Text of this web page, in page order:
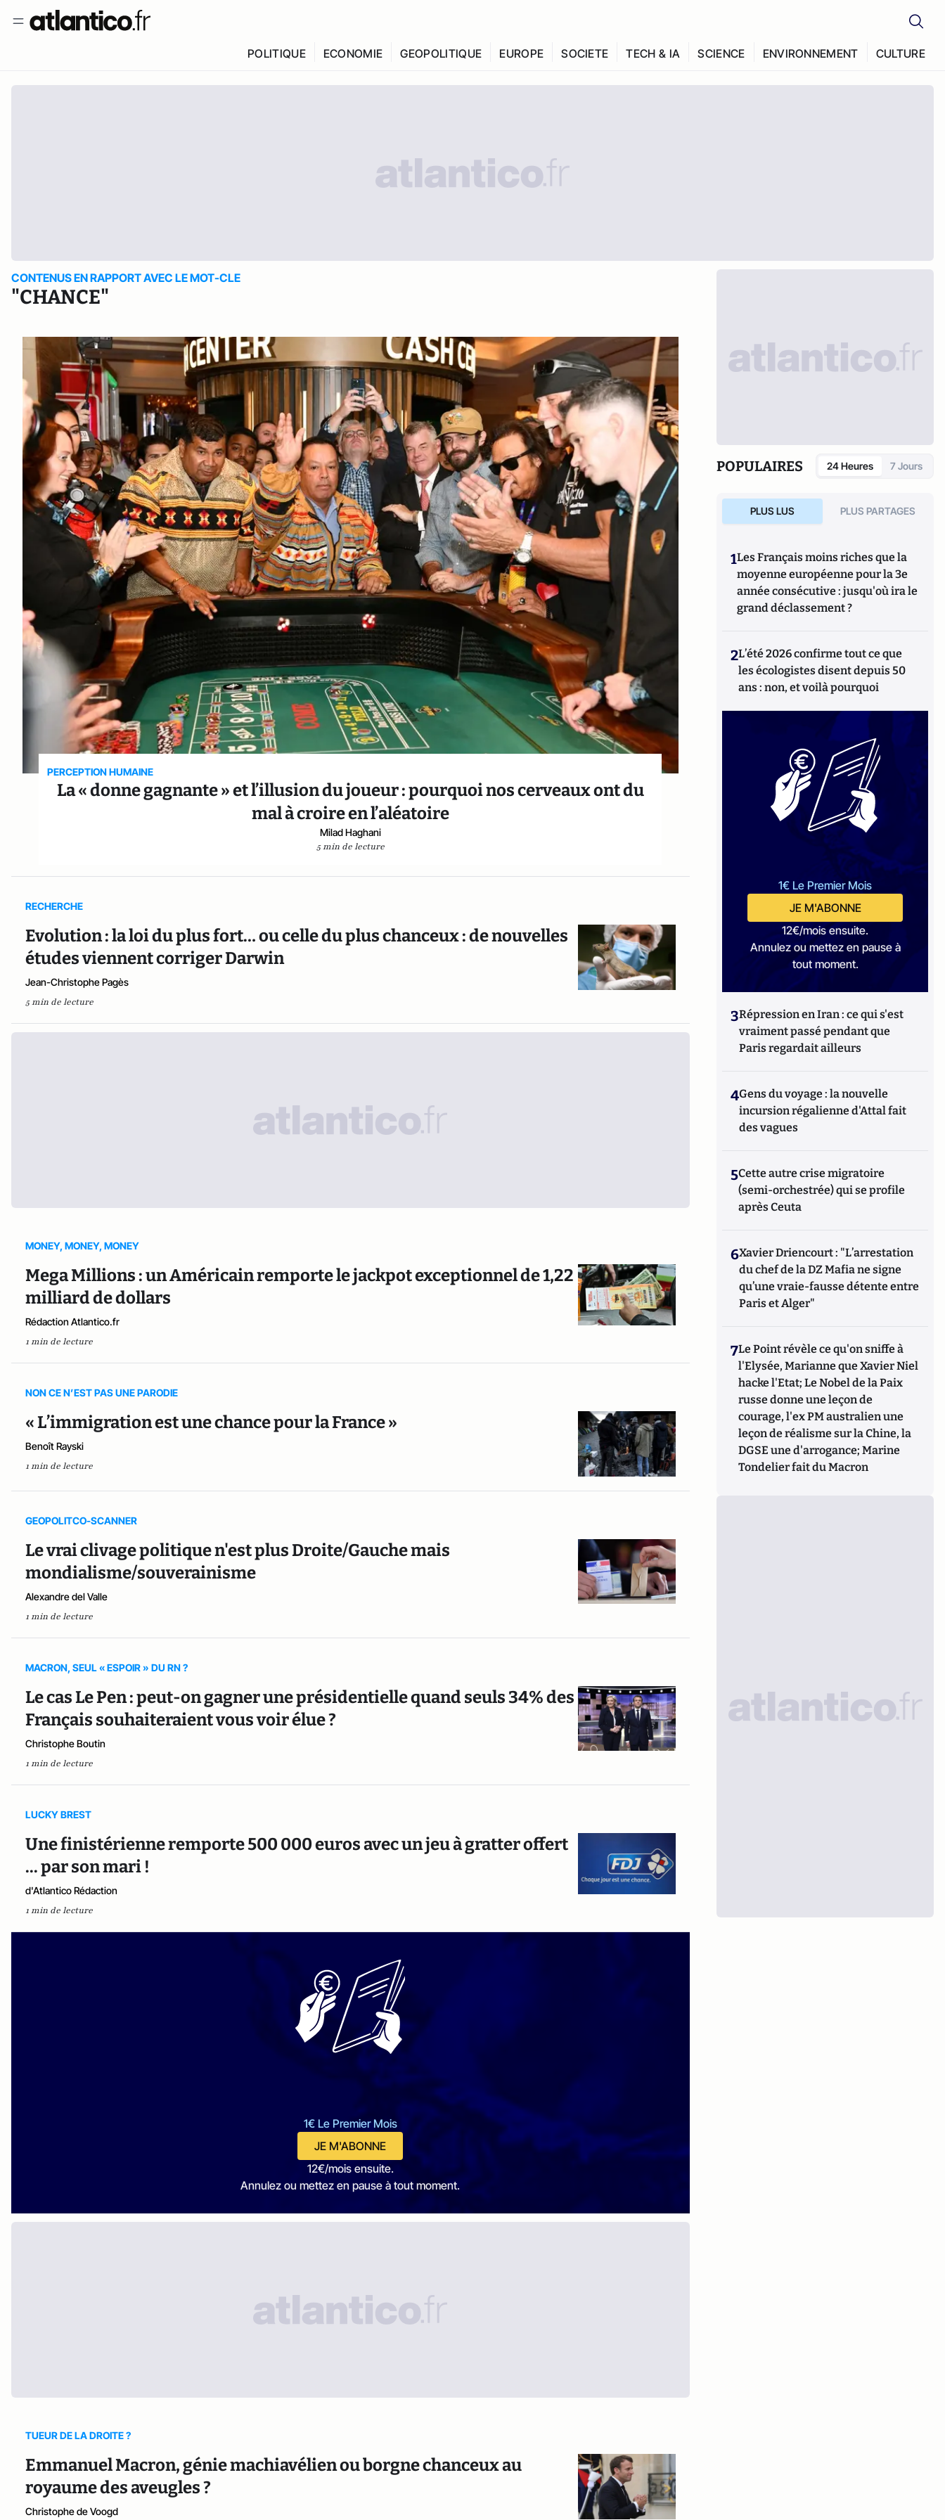
POLITIQUE ECONOMIE GEOPOLITIQUE EUROPE SOCIETE TECH & IA SCIENCE ENVIRONNEMENT CULTURE
CONTENUS EN RAPPORT AVEC LE MOT-CLE
"CHANCE"
PERCEPTION HUMAINE
La « donne gagnante » et l’illusion du joueur : pourquoi nos cerveaux ont du
mal à croire en l’aléatoire
Milad Haghani
5 min de lecture
RECHERCHE
Evolution : la loi du plus fort… ou celle du plus chanceux : de nouvelles
études viennent corriger Darwin
Jean-Christophe Pagès
5 min de lecture
MONEY, MONEY, MONEY
Mega Millions : un Américain remporte le jackpot exceptionnel de 1,22
milliard de dollars
Rédaction Atlantico.fr
1 min de lecture
NON CE N’EST PAS UNE PARODIE
« L’immigration est une chance pour la France »
Benoît Rayski
1 min de lecture
GEOPOLITCO-SCANNER
Le vrai clivage politique n'est plus Droite/Gauche mais
mondialisme/souverainisme
Alexandre del Valle
1 min de lecture
MACRON, SEUL « ESPOIR » DU RN ?
Le cas Le Pen : peut-on gagner une présidentielle quand seuls 34% des
Français souhaiteraient vous voir élue ?
Christophe Boutin
1 min de lecture
LUCKY BREST
Une finistérienne remporte 500 000 euros avec un jeu à gratter offert
... par son mari !
d'Atlantico Rédaction
1 min de lecture
1€ Le Premier Mois
JE M'ABONNE
12€/mois ensuite.
Annulez ou mettez en pause à tout moment.
TUEUR DE LA DROITE ?
Emmanuel Macron, génie machiavélien ou borgne chanceux au
royaume des aveugles ?
Christophe de Voogd
POPULAIRES 24 Heures 7 Jours
PLUS LUS PLUS PARTAGES
1Les Français moins riches que la
moyenne européenne pour la 3e
année consécutive : jusqu'où ira le
grand déclassement ?
2L’été 2026 confirme tout ce que
les écologistes disent depuis 50
ans : non, et voilà pourquoi
1€ Le Premier Mois
JE M'ABONNE
12€/mois ensuite.
Annulez ou mettez en pause à
tout moment.
3Répression en Iran : ce qui s'est
vraiment passé pendant que
Paris regardait ailleurs
4Gens du voyage : la nouvelle
incursion régalienne d'Attal fait
des vagues
5Cette autre crise migratoire
(semi-orchestrée) qui se profile
après Ceuta
6Xavier Driencourt : "L’arrestation
du chef de la DZ Mafia ne signe
qu’une vraie-fausse détente entre
Paris et Alger"
7Le Point révèle ce qu'on sniffe à
l'Elysée, Marianne que Xavier Niel
hacke l'Etat; Le Nobel de la Paix
russe donne une leçon de
courage, l'ex PM australien une
leçon de réalisme sur la Chine, la
DGSE une d'arrogance; Marine
Tondelier fait du Macron